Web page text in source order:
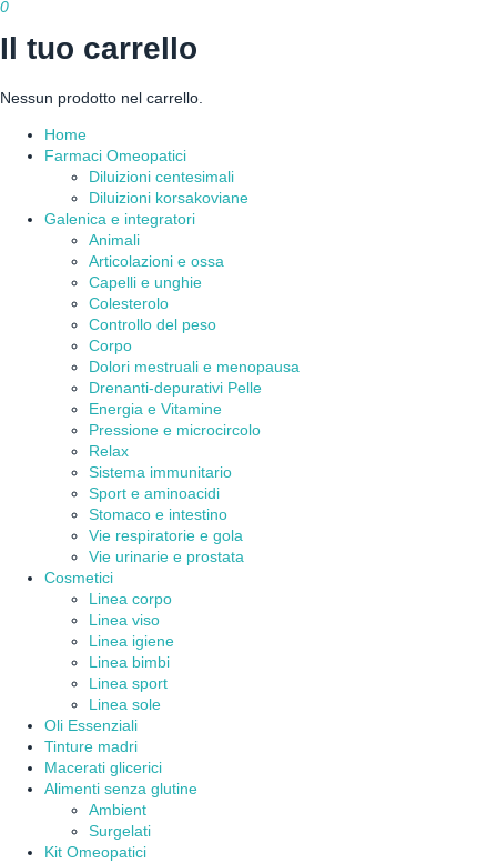
0
Il tuo carrello
Nessun prodotto nel carrello.
Home
Farmaci Omeopatici
Diluizioni centesimali
Diluizioni korsakoviane
Galenica e integratori
Animali
Articolazioni e ossa
Capelli e unghie
Colesterolo
Controllo del peso
Corpo
Dolori mestruali e menopausa
Drenanti-depurativi Pelle
Energia e Vitamine
Pressione e microcircolo
Relax
Sistema immunitario
Sport e aminoacidi
Stomaco e intestino
Vie respiratorie e gola
Vie urinarie e prostata
Cosmetici
Linea corpo
Linea viso
Linea igiene
Linea bimbi
Linea sport
Linea sole
Oli Essenziali
Tinture madri
Macerati glicerici
Alimenti senza glutine
Ambient
Surgelati
Kit Omeopatici